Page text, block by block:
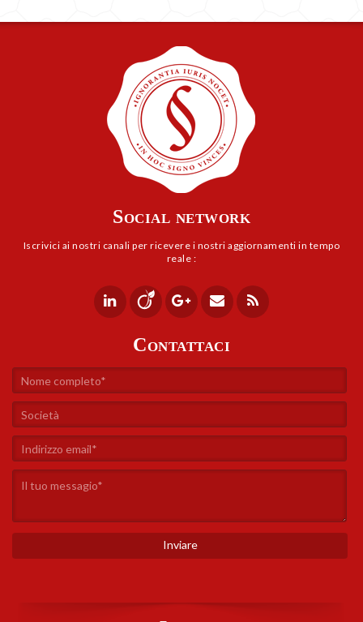
Social network
Iscrivici ai nostri canali per ricevere i nostri aggiornamenti in tempo
reale :
Contattaci